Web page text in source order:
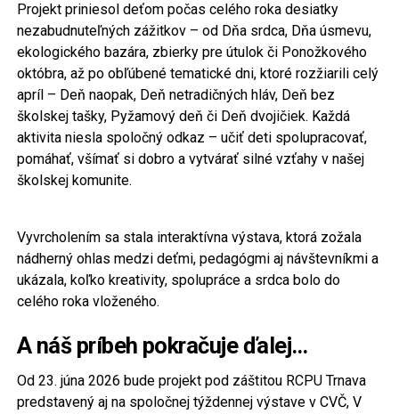
Projekt priniesol deťom počas celého roka desiatky
nezabudnuteľných zážitkov – od Dňa srdca, Dňa úsmevu,
ekologického bazára, zbierky pre útulok či Ponožkového
októbra, až po obľúbené tematické dni, ktoré rozžiarili celý
apríl – Deň naopak, Deň netradičných hláv, Deň bez
školskej tašky, Pyžamový deň či Deň dvojičiek. Každá
aktivita niesla spoločný odkaz – učiť deti spolupracovať,
pomáhať, všímať si dobro a vytvárať silné vzťahy v našej
školskej komunite.
Vyvrcholením sa stala interaktívna výstava, ktorá zožala
nádherný ohlas medzi deťmi, pedagógmi aj návštevníkmi a
ukázala, koľko kreativity, spolupráce a srdca bolo do
celého roka vloženého.
A náš príbeh pokračuje ďalej…
Od 23. júna 2026 bude projekt pod záštitou RCPU Trnava
predstavený aj na spoločnej týždennej výstave v CVČ, V